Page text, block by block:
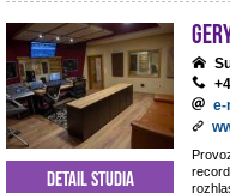
e-
Detail studia